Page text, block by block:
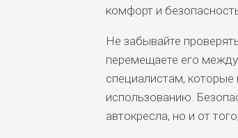
комфорт и
Не забывайте
перемещаете его
специалистам, которые
использованию.
автокресла, но и от